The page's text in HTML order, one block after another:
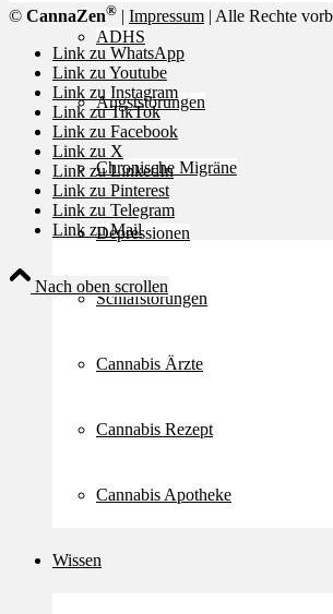
ADHS
Angststörungen
Chronische Migräne
Depressionen
Schlafstörungen
Cannabis Ärzte
Cannabis Rezept
Cannabis Apotheke
Wissen
© CannaZen® | Impressum | Alle Rechte
Link zu WhatsApp
Link zu Youtube
Link zu Instagram
Link zu TikTok
Link zu Facebook
Link zu X
Link zu LinkedIn
Link zu Pinterest
Link zu Telegram
Link zu Mail
Nach oben scrollen